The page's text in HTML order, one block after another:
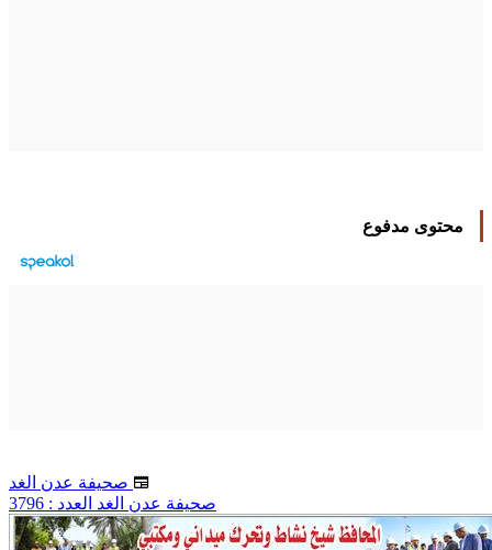
محتوى مدفوع
صحيفة عدن الغد العدد : 3796